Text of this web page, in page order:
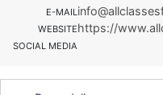
E-MAIL
WEBSITEhttps://
SOCIAL MEDIA